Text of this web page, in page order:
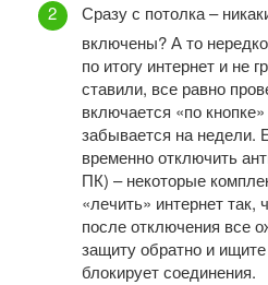
Сразу с потолка –
включены? А то
по итогу интернет и не
ставили, все равно
включается «по
забывается на
временно отключить
ПК) – некоторые
«лечить» интернет так,
после отключения все
защиту обратно и ищите
блокирует соединения.